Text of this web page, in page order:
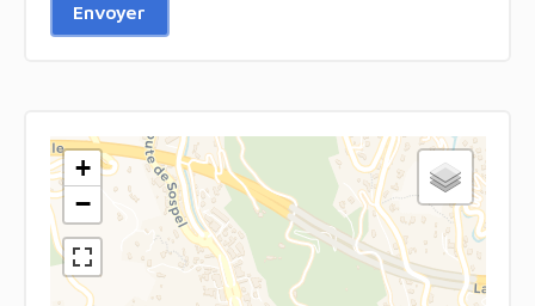
Envoyer
+
−